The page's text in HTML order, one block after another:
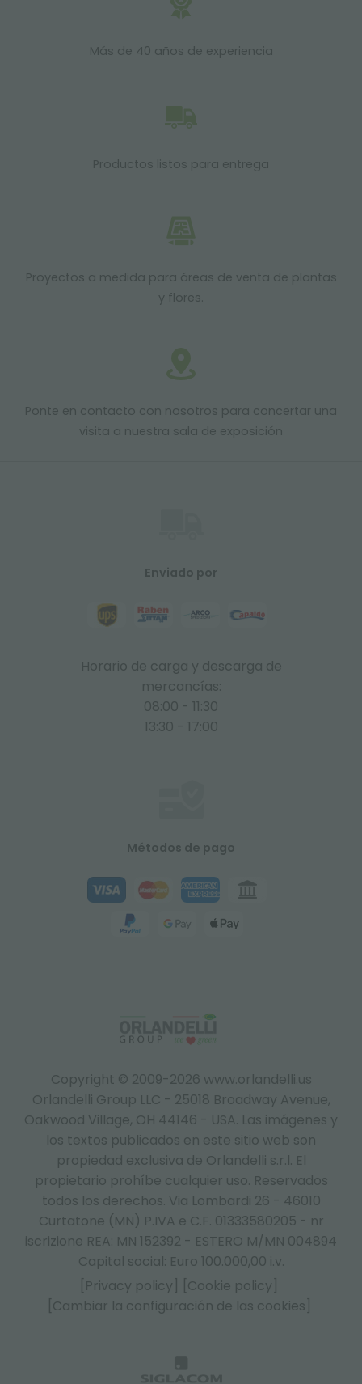
Más de 40 años de experiencia
Productos listos para entrega
Proyectos a medida para áreas de venta de plantas
y flores.
Ponte en contacto con nosotros para concertar una
visita a nuestra sala de exposición
Copyright © 2009-2026 www.orlandelli.us
Orlandelli Group LLC - 25018 Broadway Avenue,
Oakwood Village, OH 44146 - USA. Las imágenes y
los textos publicados en este sitio web son
propiedad exclusiva de Orlandelli s.r.l. El
propietario prohíbe cualquier uso. Reservados
todos los derechos. Via Lombardi 26 - 46010
Curtatone (MN) P.IVA e C.F. 01333580205 - nr
iscrizione REA: MN 152392 - ESTERO M/MN 004894
Capital social: Euro 100.000,00 i.v.
[Privacy policy]
[Cookie policy]
[Cambiar la configuración de las cookies]
Enviado por
Horario de carga y descarga de
mercancías:
08:00 - 11:30
13:30 - 17:00
Métodos de pago